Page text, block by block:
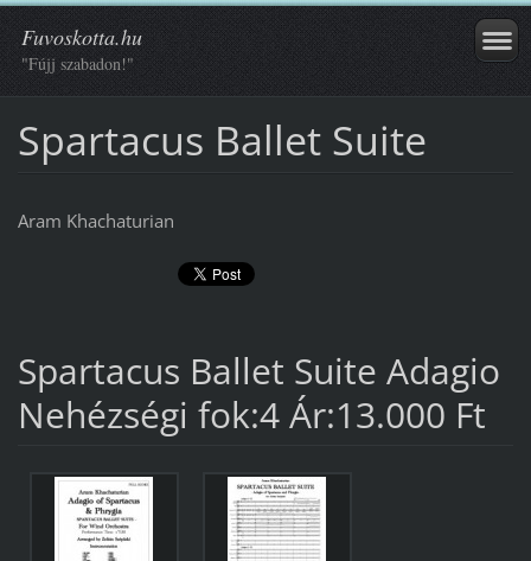
Fuvoskotta.hu
"Fújj szabadon!"
Spartacus Ballet Suite
Aram Khachaturian
Spartacus Ballet Suite Adagio
Nehézségi fok:4 Ár:13.000 Ft